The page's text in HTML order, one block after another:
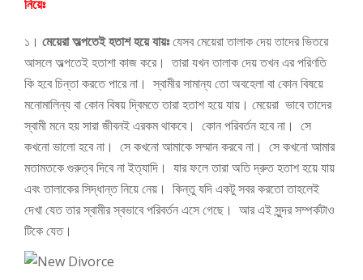
নিয়েঃ
১। মেয়েরা অল্পতেই হতাশ হয়ে যায়ঃযেসব মেয়েরা তালাক দেয় তাদের ভিতরে
আসলে অল্পতেই হতাশা কাজ করে। তারা যখন তালাক দেয় তখন এর পরিণতি
কি হবে চিন্তা করতে পারে না। স্বামীর সামান্য তো অবহেলা বা কোন বিষয়ে
মনোমালিন্য বা কোন বিষয় দ্বিমতে তারা হতাশ হয়ে যায়। মেয়েরা ভাবে তাদের
স্বামী মনে হয় সারা জীবনই এরকম থাকবে। কোন পরিবর্তন হবে না। সে
কখনো ভালো হবে না। সে কখনো আমাকে সম্মান করবে না। সে কখনো আমার
মতামতকে গুরুত্ব দিবে না ইত্যাদি। যার ফলে তারা অতি দ্রুত হতাশ হয়ে যায়
এবং তালাকের সিদ্ধান্ত নিয়ে নেয়। কিন্তু যদি একটু সবর করতো তাহলেই
দেখা যেত তার স্বামীর স্বভাবে পরিবর্তন এসে গেছে। আর এই সুন্দর সম্পর্কটাও
টিকে যেত।